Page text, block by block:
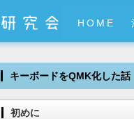
HOME
キーボードをQMK化した話
初めに